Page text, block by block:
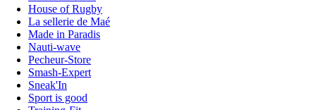
House of Rugby
La sellerie de Maé
Made in Paradis
Nauti-wave
Pecheur-Store
Smash-Expert
Sneak'In
Sport is good